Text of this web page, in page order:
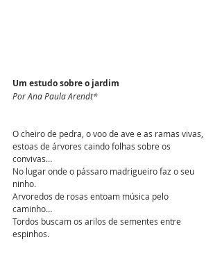
Um estudo sobre o jardim
Por Ana Paula Arendt*
O cheiro de pedra, o voo de ave e as ramas vivas,
estoas de árvores caindo folhas sobre os
convivas…
No lugar onde o pássaro madrigueiro faz o seu
ninho.
Arvoredos de rosas entoam música pelo
caminho…
Tordos buscam os arilos de sementes entre
espinhos.